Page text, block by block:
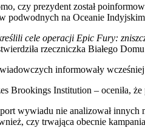
czy prezydent został
podwodnych na Oceanie
cele operacji Epic Fury:
rzeczniczka Białego
informowały
Brookings Institution – oceniła,
wywiadu nie analizował
czy trwająca obecnie